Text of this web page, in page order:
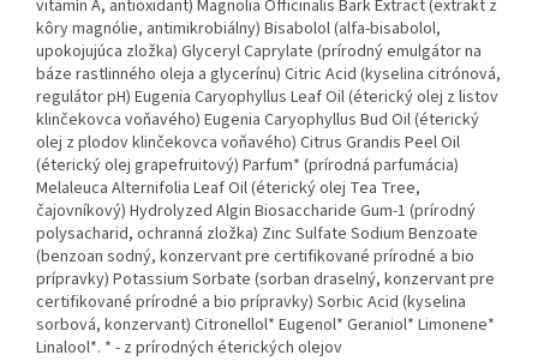
vitamín A, antioxidant) Magnolia Officinalis Bark Extract (extrakt z
kôry magnólie, antimikrobiálny) Bisabolol (alfa-bisabolol,
upokojujúca zložka) Glyceryl Caprylate (prírodný emulgátor na
báze rastlinného oleja a glycerínu) Citric Acid (kyselina citrónová,
regulátor pH) Eugenia Caryophyllus Leaf Oil (éterický olej z listov
klinčekovca voňavého) Eugenia Caryophyllus Bud Oil (éterický
olej z plodov klinčekovca voňavého) Citrus Grandis Peel Oil
(éterický olej grapefruitový) Parfum* (prírodná parfumácia)
Melaleuca Alternifolia Leaf Oil (éterický olej Tea Tree,
čajovníkový) Hydrolyzed Algin Biosaccharide Gum-1 (prírodný
polysacharid, ochranná zložka) Zinc Sulfate Sodium Benzoate
(benzoan sodný, konzervant pre certifikované prírodné a bio
prípravky) Potassium Sorbate (sorban draselný, konzervant pre
certifikované prírodné a bio prípravky) Sorbic Acid (kyselina
sorbová, konzervant) Citronellol* Eugenol* Geraniol* Limonene*
Linalool*. * - z prírodných éterických olejov